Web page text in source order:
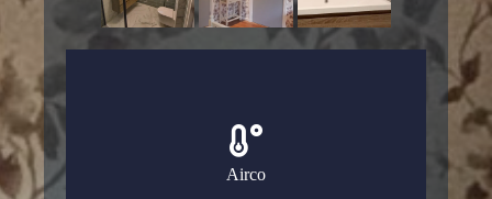
Airco